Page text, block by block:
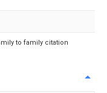
to family citation